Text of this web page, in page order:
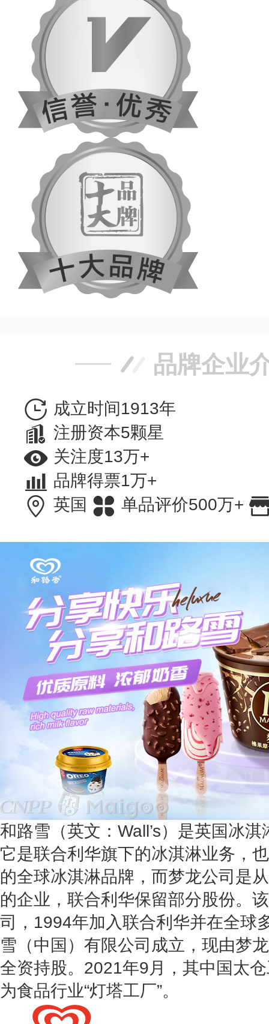
品牌企业
成立时间1913年
注册资本5颗星
关注度13万+
品牌得票1万+
英国
单品评价500万+
和路雪（英文：Wall’s）是英国冰
它是联合利华旗下的冰淇淋业务，
的全球冰淇淋品牌，而梦龙公司是
的企业，联合利华保留部分股份。
司，1994年加入联合利华并在全球
雪（中国）有限公司成立，现由梦
全资持股。2021年9月，其中国太
为食品行业“灯塔工厂”。